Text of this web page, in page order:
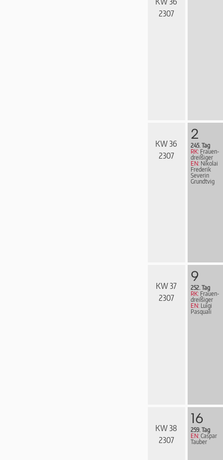
2307
KW 36
2307
2
245. Tag
RK: Frau­en­
drei­ßi­ger
EN: Nikolai
Frederik
Severin
Grundtvig
KW 37
2307
9
252. Tag
RK: Frau­en­
drei­ßi­ger
EN: Luigi
Pasquali
KW 38
2307
16
259. Tag
EN: Caspar
Tauber